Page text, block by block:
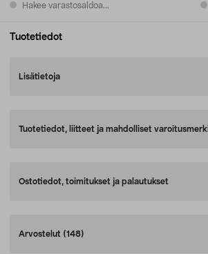
Hakee varastosaldoa...
Tuotetiedot
Lisätietoja
Tuotetiedot, liitteet ja mahdolliset
Ostotiedot, toimitukset ja palautukset
Arvostelut (148)